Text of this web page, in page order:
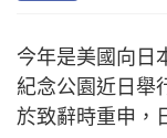
今年是美國向日
紀念公園近日舉
於致辭時重申，